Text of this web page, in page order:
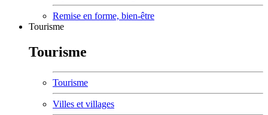
Remise en forme, bien-être
Tourisme
Tourisme
Tourisme
Villes et villages